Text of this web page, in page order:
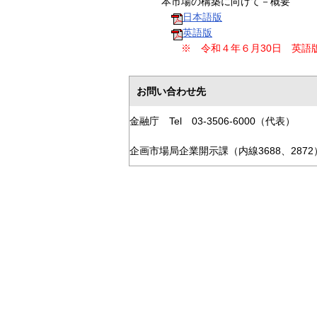
日本語版
英語版
※ 令和４年６月30日 英語
お問い合わせ先
金融庁 Tel 03-3506-6000（代表）
企画市場局企業開示課（内線3688、2872）